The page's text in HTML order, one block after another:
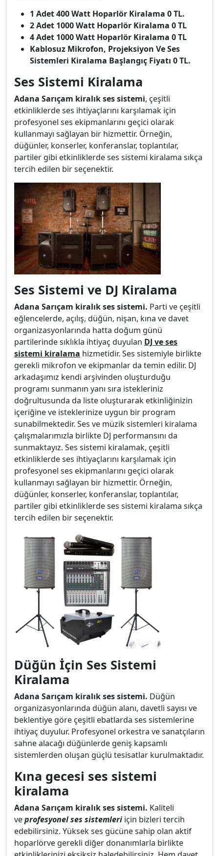
1 Adet 400 Watt Hoparlör Kiralama 0 TL.
2 Adet 1000 Watt Hoparlör Kiralama 0 TL
4 Adet 1000 Watt Hoparlör Kiralama 0 TL
Kablosuz Mikrofon, Projeksiyon Ve Ses
Sistemleri Kiralama Başlangıç Fiyatı 0 TL.
Ses Sistemi Kiralama
Adana Sarıçam kiralık ses sistemi, çeşitli
etkinliklerde ses ihtiyaçlarını karşılamak için
profesyonel ses ekipmanlarını geçici olarak
kullanmayı sağlayan bir hizmettir. Örneğin,
düğünler, konserler, konferanslar, toplantılar,
partiler gibi etkinliklerde ses sistemi kiralama sıkça
tercih edilen bir seçenektir.
Ses Sistemi ve DJ Kiralama
Adana Sarıçam kiralık ses sistemi. Parti ve çeşitli
eğlencelerde, açılış, düğün, nişan, kına ve davet
organizasyonlarında hatta doğum günü
partilerinde sıklıkla ihtiyaç duyulan DJ ve ses
sistemi kiralama hizmetidir. Ses sistemiyle birlikte
gerekli mikrofon ve ekipmanlar da temin edilir. DJ
arkadaşımız kendi arşivinden oluşturduğu
programı sunmanın yanı sıra istekleriniz
doğrultusunda da liste oluşturarak etkinliğinizin
içeriğine ve isteklerinize uygun bir program
sunabilmektedir. Ses ve müzik sistemleri kiralama
çalışmalarımızla birlikte DJ performansını da
sunmaktayız. Ses sistemi kiralamak, çeşitli
etkinliklerde ses ihtiyaçlarını karşılamak için
profesyonel ses ekipmanlarını geçici olarak
kullanmayı sağlayan bir hizmettir. Örneğin,
düğünler, konserler, konferanslar, toplantılar,
partiler gibi etkinliklerde ses sistemi kiralama sıkça
tercih edilen bir seçenektir.
Düğün İçin Ses Sistemi
Kiralama
Adana Sarıçam kiralık ses sistemi. Düğün
organizasyonlarında düğün alanı, davetli sayısı ve
beklentiye göre çeşitli ebatlarda ses sistemlerine
ihtiyaç duyulur. Profesyonel orkestra ve sanatçıların
sahne alacağı düğünlerde geniş kapsamlı
sistemlerden oluşan güçlü tesisatlar kurulmaktadır.
Kına gecesi ses sistemi
kiralama
Adana Sarıçam kiralık ses sistemi. Kaliteli
veprofesyonel ses sistemleri için bizleri tercih
edebilirsiniz. Yüksek ses gücüne sahip olan aktif
hoparlörve gerekli diğer donanımlarla birlikte